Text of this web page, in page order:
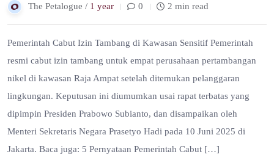
The Petalogue / 1 year 0 2 min read
Pemerintah Cabut Izin Tambang di Kawasan Sensitif Pemerintah
resmi cabut izin tambang untuk empat perusahaan pertambangan
nikel di kawasan Raja Ampat setelah ditemukan pelanggaran
lingkungan. Keputusan ini diumumkan usai rapat terbatas yang
dipimpin Presiden Prabowo Subianto, dan disampaikan oleh
Menteri Sekretaris Negara Prasetyo Hadi pada 10 Juni 2025 di
Jakarta. Baca juga: 5 Pernyataan Pemerintah Cabut […]